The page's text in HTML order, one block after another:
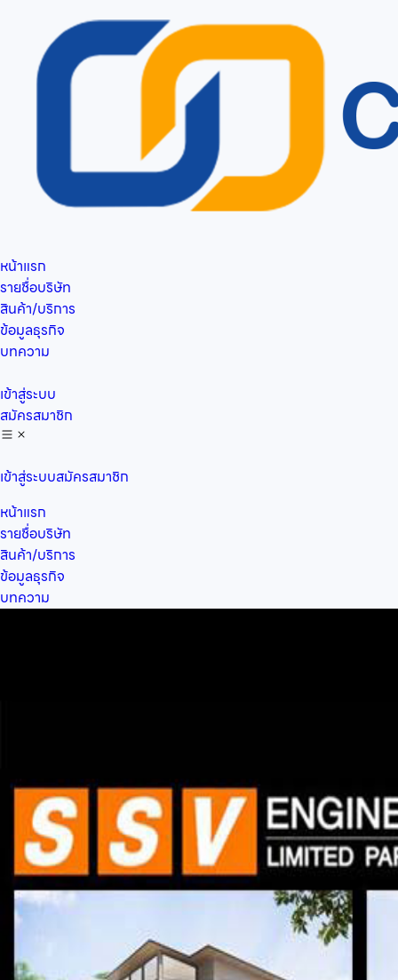
หน้าแรก
รายชื่อบริษัท
สินค้า/บริการ
ข้อมูลธุรกิจ
บทความ
เข้าสู่ระบบ
สมัครสมาชิก
เข้าสู่ระบบสมัครสมาชิก
หน้าแรก
รายชื่อบริษัท
สินค้า/บริการ
ข้อมูลธุรกิจ
บทความ